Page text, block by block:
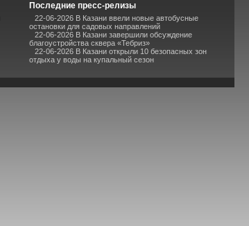
Последние пресс-релизы
22-06-2026 В Казани ввели новые автобусные
остановки для садовых направлений
22-06-2026 В Казани завершили обсуждение
благоустройства сквера «Тебриз»
22-06-2026 В Казани открыли 10 безопасных зон
отдыха у воды на купальный сезон